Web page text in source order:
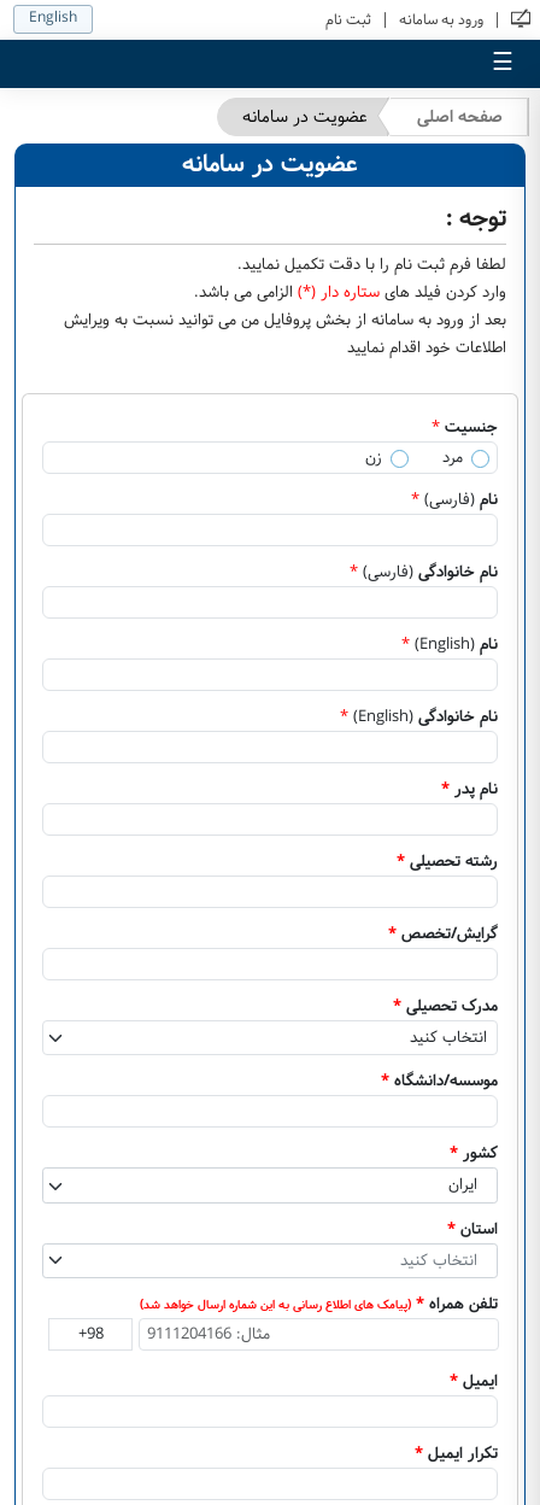
| ورود به سامانه | ثبت نام English
☰
صفحه اصلی عضویت در سامانه
عضویت در سامانه
جنسیت *
مرد
زن
نام (فارسی) *
نام خانوادگی (فارسی) *
نام (English)
*
نام خانوادگی (English)
*
نام پدر *
رشته تحصیلی *
گرایش/تخصص *
مدرک تحصیلی *
موسسه/دانشگاه *
کشور *
ایران
استان *
انتخاب کنید
تلفن همراه * (پیامک های اطلاع رسانی به این شماره ارسال خواهد شد)
ایمیل *
تکرار ایمیل *
توجه :
لطفا فرم ثبت نام را با دقت تكميل نماييد.
وارد کردن فیلد های ستاره دار (*) الزامی می باشد.
بعد از ورود به سامانه از بخش پروفایل من می توانید نسبت به ویرایش
اطلاعات خود اقدام نمایید